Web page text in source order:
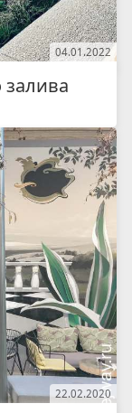
04.01.2022
22.02.2020